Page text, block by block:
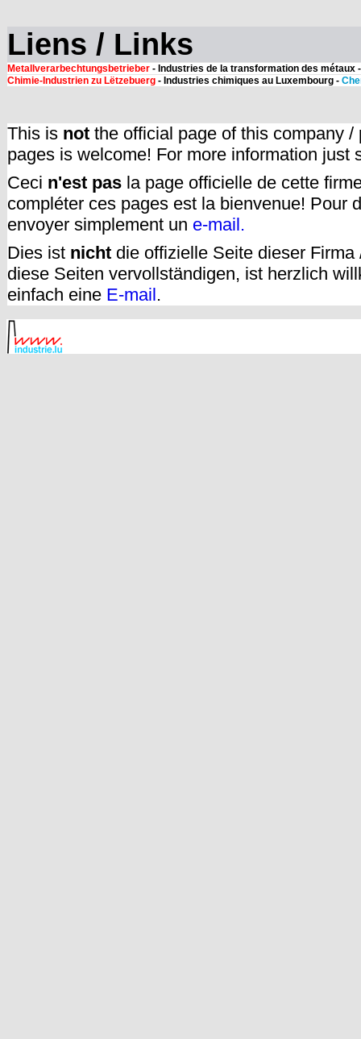
Liens / Links
Metallverarbechtungsbetrieber - Industries de la transformation des métaux
Chimie-Industrien zu Lëtzebuerg - Industries chimiques au Luxembourg -
This is not the official page of this company
pages is welcome! For more information just
Ceci n'est pas la page officielle de cette
compléter ces pages est la bienvenue! Pour
envoyer simplement un e-mail.
Dies ist nicht die offizielle Seite dieser
diese Seiten vervollständigen, ist herzlich
einfach eine E-mail.